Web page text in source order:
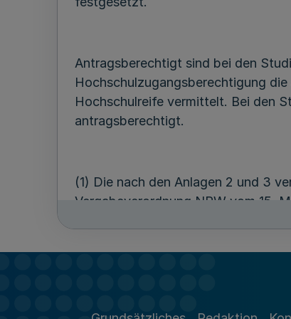
Antragsberechtigt sind bei den
Hochschulzugangsberechtigung
Hochschulreife vermittelt. Bei den
antragsberechtigt.
(1) Die nach den Anlagen 2 und 3
Vergabeverordnung NRW vom 15.
(2) Sind für die Vergabe nach § 6